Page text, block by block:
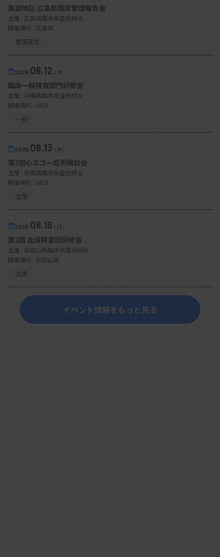
東部地区 広島県精度管理報告会
主催 : 広島県臨床検査技師会
開催場所 : 広島県
管理運営
2026. 08.12（水）
臨床一般検査部門研修会
主催 : 沖縄県臨床検査技師会
開催場所 : WEB
一般
2026. 08.13（木）
第3回心エコー症例検討会
主催 : 徳島県臨床検査技師会
開催場所 : WEB
生理
2026. 08.16（日）
第2回 血液検査班研修会
主催 : 和歌山県臨床検査技師会
開催場所 : 和歌山県
血液
イベント情報をもっと見る